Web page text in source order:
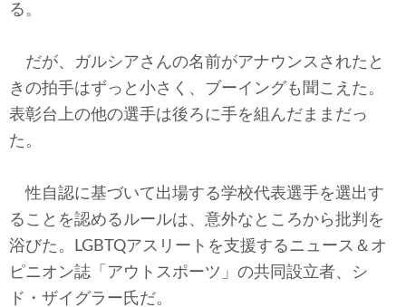
る。
だが、ガルシアさんの名前がアナウンスされたと
きの拍手はずっと小さく、ブーイングも聞こえた。
表彰台上の他の選手は後ろに手を組んだままだっ
た。
性自認に基づいて出場する学校代表選手を選出す
ることを認めるルールは、意外なところから批判を
浴びた。LGBTQアスリートを支援するニュース＆オ
ピニオン誌「アウトスポーツ」の共同設立者、シ
ド・ザイグラー氏だ。